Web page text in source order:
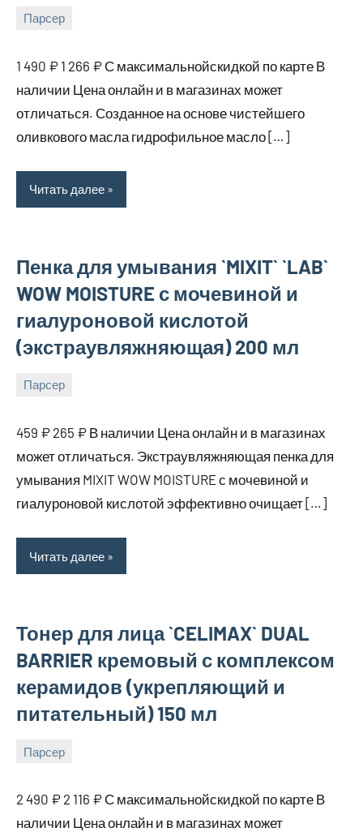
Парсер
2025
bus_m_ru
1 490 ₽ 1 266 ₽ С максимальнойскидкой по карте В
наличии Цена онлайн и в магазинах может
отличаться. Созданное на основе чистейшего
оливкового масла гидрофильное масло […]
Читать далее
Пенка для умывания `MIXIT` `LAB`
WOW MOISTURE с мочевиной и
гиалуроновой кислотой
(экстраувляжняющая) 200 мл
Парсер
2025
bus_m_ru
459 ₽ 265 ₽ В наличии Цена онлайн и в магазинах
может отличаться. Экстраувляжняющая пенка для
умывания MIXIT WOW MOISTURE с мочевиной и
гиалуроновой кислотой эффективно очищает […]
Читать далее
Тонер для лица `CELIMAX` DUAL
BARRIER кремовый с комплексом
керамидов (укрепляющий и
питательный) 150 мл
Парсер
2025
bus_m_ru
2 490 ₽ 2 116 ₽ С максимальнойскидкой по карте В
наличии Цена онлайн и в магазинах может